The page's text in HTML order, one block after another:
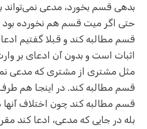
بدهی قسم بخورد، مدعی نمی‌تواند
حتی اگر میت قسم هم نخورده بود
قسم مطالبه کند و قبلا گفتیم
اثبات است و بدون آن ادعای بر
مثل مشتری از مشتری که مدعی
قسم مطالبه کند. در اینجا هم طرف
قسم مطالبه کند چون اختلاف
بله در جایی که مدعی، ادعا کند